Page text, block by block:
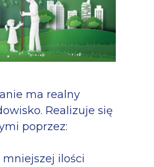
ma realny
Realizuje się
poprzez:
ilości